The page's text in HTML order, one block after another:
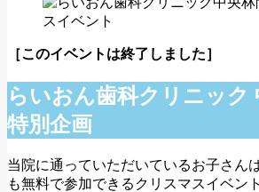
［このイベントは終了しました］
らいおん歯科クリニック
特別企画
当院に通っていただいているお子さん
も無料で参加できるクリスマスイベン